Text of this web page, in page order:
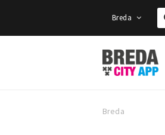
Breda
Stappen
&
Shoppen
Breda